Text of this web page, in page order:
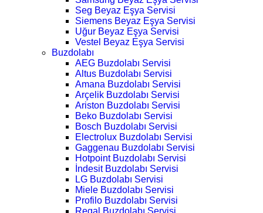
Seg Beyaz Eşya Servisi
Siemens Beyaz Eşya Servisi
Uğur Beyaz Eşya Servisi
Vestel Beyaz Eşya Servisi
Buzdolabı
AEG Buzdolabı Servisi
Altus Buzdolabı Servisi
Amana Buzdolabı Servisi
Arçelik Buzdolabı Servisi
Ariston Buzdolabı Servisi
Beko Buzdolabı Servisi
Bosch Buzdolabı Servisi
Electrolux Buzdolabı Servisi
Gaggenau Buzdolabı Servisi
Hotpoint Buzdolabı Servisi
İndesit Buzdolabı Servisi
LG Buzdolabı Servisi
Miele Buzdolabı Servisi
Profilo Buzdolabı Servisi
Regal Buzdolabı Servisi